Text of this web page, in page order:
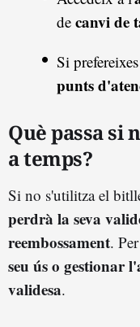
de canvi de
Si
punts
Què passa
a temps?
Si no s'utilitza el
perdrà la seva
reembossament.
seu ús o gestionar
validesa.